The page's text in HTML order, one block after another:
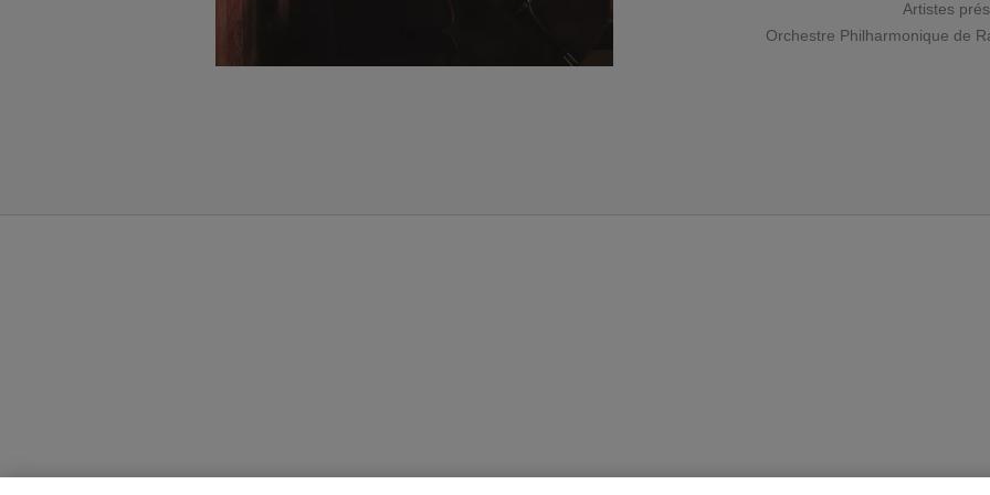
Artistes
Orchestre Philharmonique de